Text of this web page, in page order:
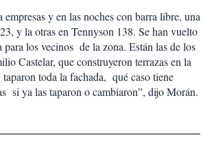
empresas y en las noches con barra libre, una
y la otras en Tennyson 138. Se han vuelto
para los vecinos de la zona. Están las de los
Castelar, que construyeron terrazas en la
toda la fachada, qué caso tiene
si ya las taparon o cambiaron”, dijo Morán.